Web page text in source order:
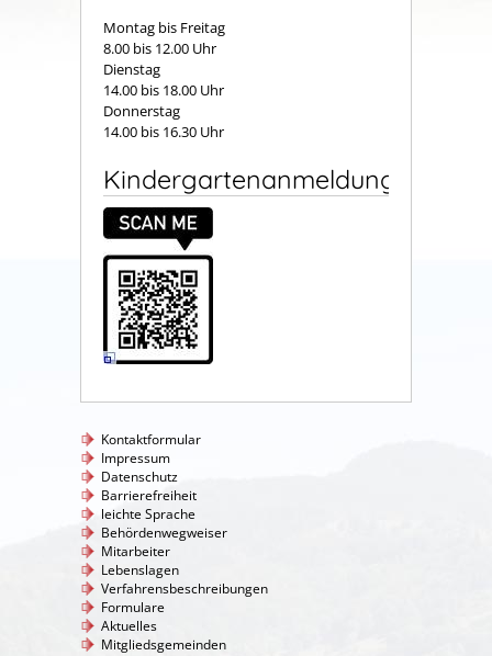
Montag bis Freitag
8.00 bis 12.00 Uhr
Dienstag
14.00 bis 18.00 Uhr
Donnerstag
14.00 bis 16.30 Uhr
Kindergartenanmeldung
Kontaktformular
Impressum
Datenschutz
Barrierefreiheit
leichte Sprache
Behördenwegweiser
Mitarbeiter
Lebenslagen
Verfahrensbeschreibungen
Formulare
Aktuelles
Mitgliedsgemeinden